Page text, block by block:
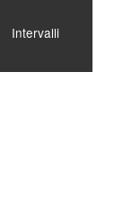
Intervalli